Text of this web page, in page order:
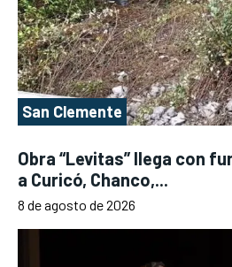
San Clemente
Obra “Levitas” llega con
a Curicó, Chanco,...
8 de agosto de 2026